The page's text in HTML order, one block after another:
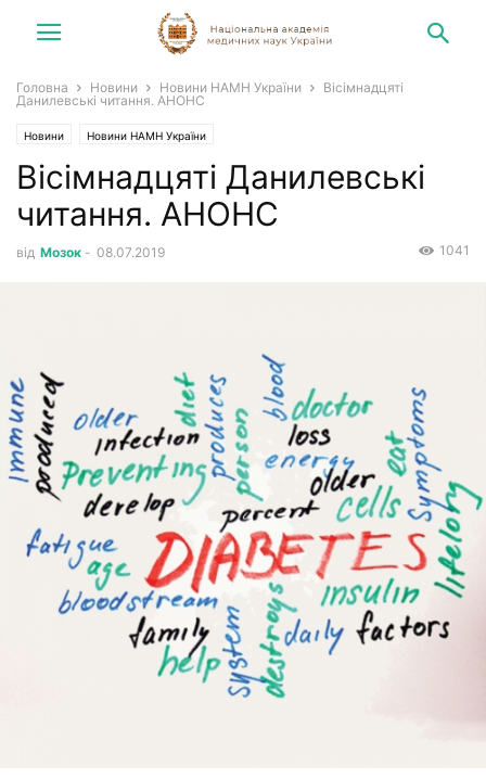
Головна Новини Новини НАМН України
Вісімнадцяті
Данилевські читання. АНОНС
Новини Новини НАМН України
Вісімнадцяті Данилевські
читання. АНОНС
від Мозок - 08.07.2019 1041